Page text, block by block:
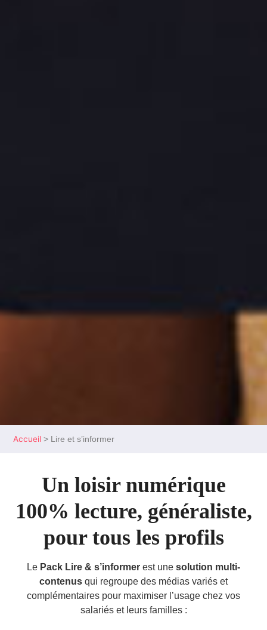
Accueil > Lire et s’informer
Un loisir numérique
100% lecture, généraliste,
pour tous les profils
Le Pack Lire & s’informer est une solution multi-
contenus qui regroupe des médias variés et
complémentaires pour maximiser l’usage chez vos
salariés et leurs familles :